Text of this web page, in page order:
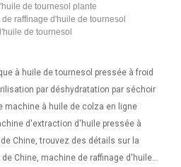
de tournesol plante
raffinage d'huile de tournesol
de tournesol
à huile de tournesol pressée à froid
par déshydratation par séchoir
machine à huile de colza en ligne
d'extraction d'huile pressée à
Chine, trouvez des détails sur la
Chine, machine de raffinage d'huile